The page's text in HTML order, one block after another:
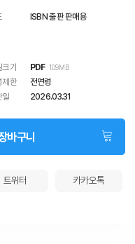
ISBN 출판 판매용
크기 PDF 1.09 MB
제한
전연령
일 2026.03.31
바구니
트위터 카카오톡